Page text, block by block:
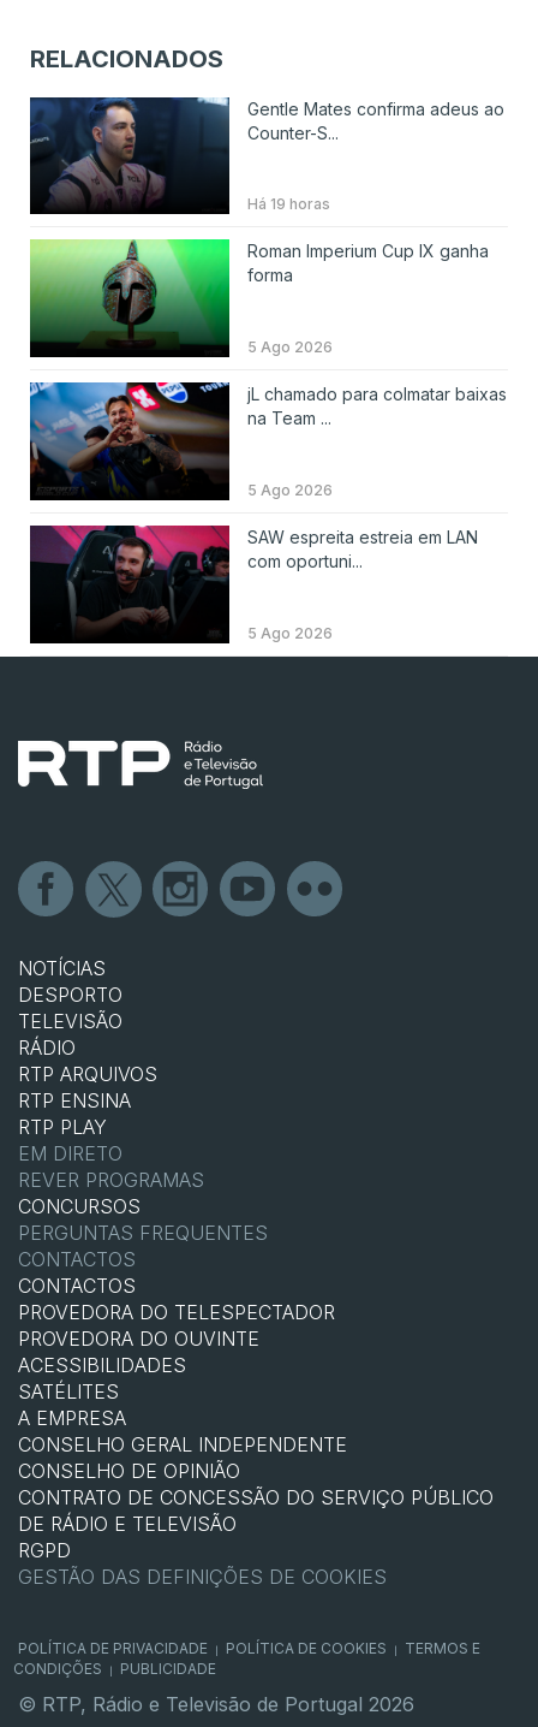
RELACIONADOS
Gentle Mates confirma adeus ao
Counter-S...
Há 19 horas
Roman Imperium Cup IX ganha
forma
5 Ago 2026
jL chamado para colmatar baixas
na Team ...
5 Ago 2026
SAW espreita estreia em LAN
com oportuni...
5 Ago 2026
NOTÍCIAS
DESPORTO
TELEVISÃO
RÁDIO
RTP ARQUIVOS
RTP ENSINA
RTP PLAY
EM DIRETO
REVER PROGRAMAS
CONCURSOS
PERGUNTAS FREQUENTES
CONTACTOS
CONTACTOS
PROVEDORA DO TELESPECTADOR
PROVEDORA DO OUVINTE
ACESSIBILIDADES
SATÉLITES
A EMPRESA
CONSELHO GERAL INDEPENDENTE
CONSELHO DE OPINIÃO
CONTRATO DE CONCESSÃO DO SERVIÇO PÚBLICO
DE RÁDIO E TELEVISÃO
RGPD
GESTÃO DAS DEFINIÇÕES DE COOKIES
POLÍTICA DE PRIVACIDADE POLÍTICA DE COOKIES
TERMOS E
CONDIÇÕES
PUBLICIDADE
© RTP, Rádio e Televisão de Portugal 2026